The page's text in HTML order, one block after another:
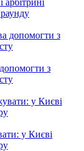
з
у Києві